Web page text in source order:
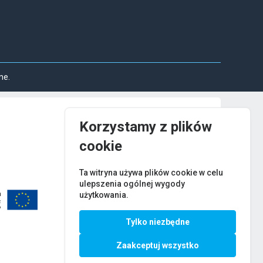
Korzystamy z plików
cookie
Ta witryna używa plików cookie w celu
ulepszenia ogólnej wygody
użytkowania.
Tylko niezbędne
Zaakceptuj wszystko